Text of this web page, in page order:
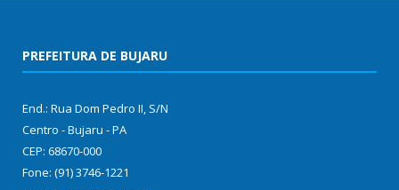
PREFEITURA DE BUJARU
End.: Rua Dom Pedro II, S/N
Centro - Bujaru - PA
CEP: 68670-000
Fone: (91) 3746-1221